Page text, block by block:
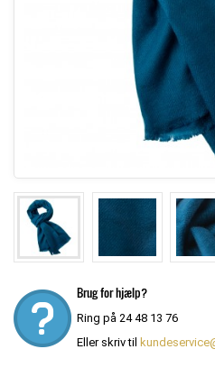
Brug for hjælp?
Ring på 24 48 13 76
Eller skriv til